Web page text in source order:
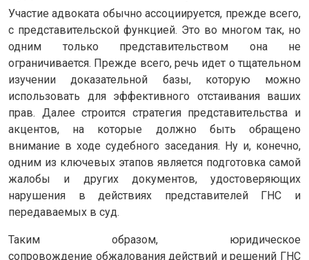
Участие адвоката обычно ассоциируется, прежде всего,
с представительской функцией. Это во многом так, но
одним только представительством она не
ограничивается. Прежде всего, речь идет о тщательном
изучении доказательной базы, которую можно
использовать для эффективного отстаивания ваших
прав. Далее строится стратегия представительства и
акцентов, на которые должно быть обращено
внимание в ходе судебного заседания. Ну и, конечно,
одним из ключевых этапов является подготовка самой
жалобы и других документов, удостоверяющих
нарушения в действиях представителей ГНС и
передаваемых в суд.
Таким образом, юридическое
сопровождение обжалования действий и решений ГНС